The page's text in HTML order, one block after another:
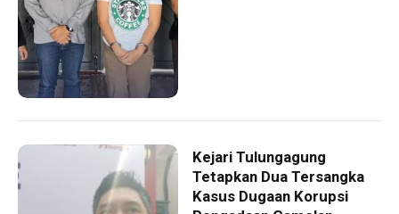
Kejari Tulungagung
Tetapkan Dua Tersangka
Kasus Dugaan Korupsi